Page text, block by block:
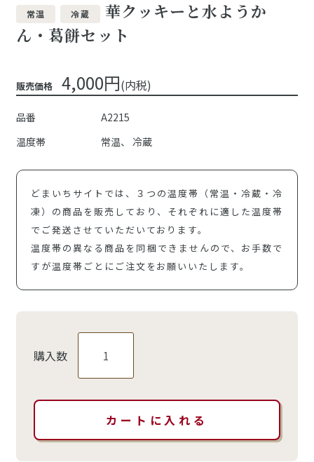
常温 冷蔵
華クッキーと水ようか
ん・葛餅セット
販売価格 4,000円(内税)
品番
A2215
温度帯
常温 冷蔵
どまいちサイトでは、３つの温度帯（常温・冷蔵・冷
凍）の商品を販売しており、それぞれに適した温度帯
でご発送させていただいております。
温度帯の異なる商品を同梱できませんので、お手数で
すが温度帯ごとにご注文をお願いいたします。
購入数